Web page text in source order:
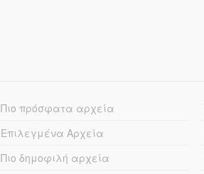
Πιο πρόσφατα αρχεία
Επιλεγμένα Αρχεία
Πιο δημοφιλή αρχεία